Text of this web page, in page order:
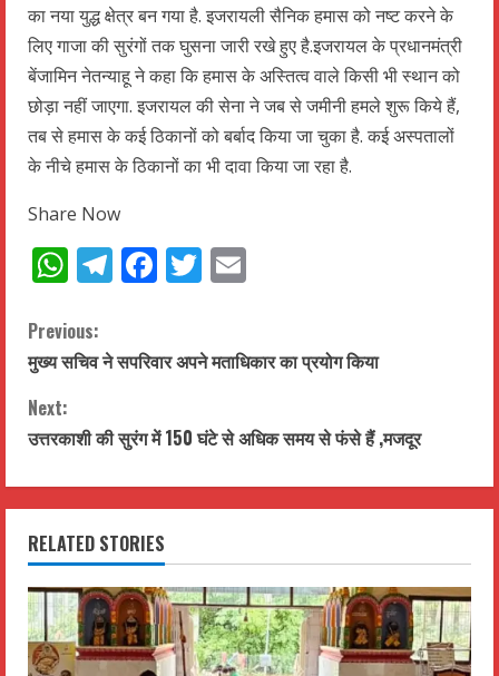
का नया युद्ध क्षेत्र बन गया है. इजरायली सैनिक हमास को नष्ट करने के
लिए गाजा की सुरंगों तक घुसना जारी रखे हुए है.इजरायल के प्रधानमंत्री
बेंजामिन नेतन्‍याहू ने कहा कि हमास के अस्तित्‍व वाले किसी भी स्‍थान को
छोड़ा नहीं जाएगा. इजरायल की सेना ने जब से जमीनी हमले शुरू किये हैं,
तब से हमास के कई ठिकानों को बर्बाद किया जा चुका है. कई अस्‍पतालों
के नीचे हमास के ठिकानों का भी दावा किया जा रहा है.
Share Now
WhatsApp
Telegram
Facebook
Twitter
C
o
n
t
i
n
u
e
Previous:
मुख्य सचिव ने सपरिवार अपने मताधिकार का प्रयोग किया
Next:
उत्तरकाशी की सुरंग में 150 घंटे से अधिक समय से फंसे हैं ,मजदूर
RELATED STORIES